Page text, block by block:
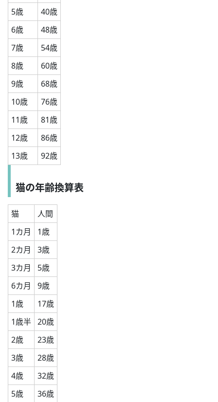
5歳
40歳
6歳
48歳
7歳
54歳
8歳
60歳
9歳
68歳
10歳
76歳
11歳
81歳
12歳
86歳
13歳
92歳
猫の年齢換算表
猫
人間
1カ月
1歳
2カ月
3歳
3カ月
5歳
6カ月
9歳
1歳
17歳
1歳半 20歳
2歳
23歳
3歳
28歳
4歳
32歳
5歳
36歳